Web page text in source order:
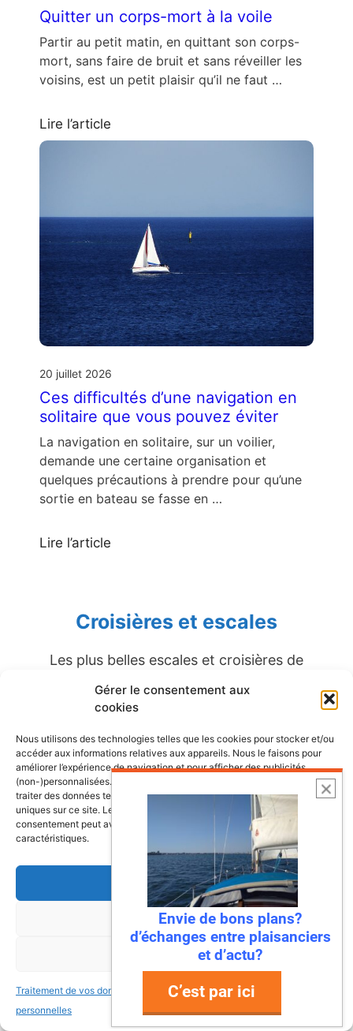
Gérer le consentement aux
cookies
Nous utilisons des technologies telles que les cookies pour stocker et/ou
accéder aux informations relatives aux appareils. Nous le faisons pour
améliorer l’expérience de navigation et pour afficher des publicités
(non-)personnalisées. Consentir à ces technologies nous autorisera à
traiter des données telles que le comportement de navigation ou les ID
uniques sur ce site. Le fait de ne pas consentir ou de retirer son
consentement peut avoir un effet négatif sur certaines fonctonnalités et
caractéristiques.
Accepter
Refuser
Voir les préférences
Traitement de vos données
personnelles
Traitement de vos données
personnelles
Quitter un corps-mort à la voile
Partir au petit matin, en quittant son corps-
mort, sans faire de bruit et sans réveiller les
voisins, est un petit plaisir qu’il ne faut …
Lire l’article
20 juillet 2026
Ces difficultés d’une navigation en
solitaire que vous pouvez éviter
La navigation en solitaire, sur un voilier,
demande une certaine organisation et
quelques précautions à prendre pour qu’une
sortie en bateau se fasse en …
Lire l’article
Croisières et escales
Les plus belles escales et croisières de
Envie de fraicheur ? Larguez les
amarres direction la Normandie
Envie de bons plans?
d’échanges entre plaisanciers
et d’actu?
C’est par ici